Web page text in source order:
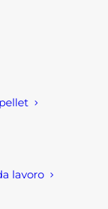
lavoro